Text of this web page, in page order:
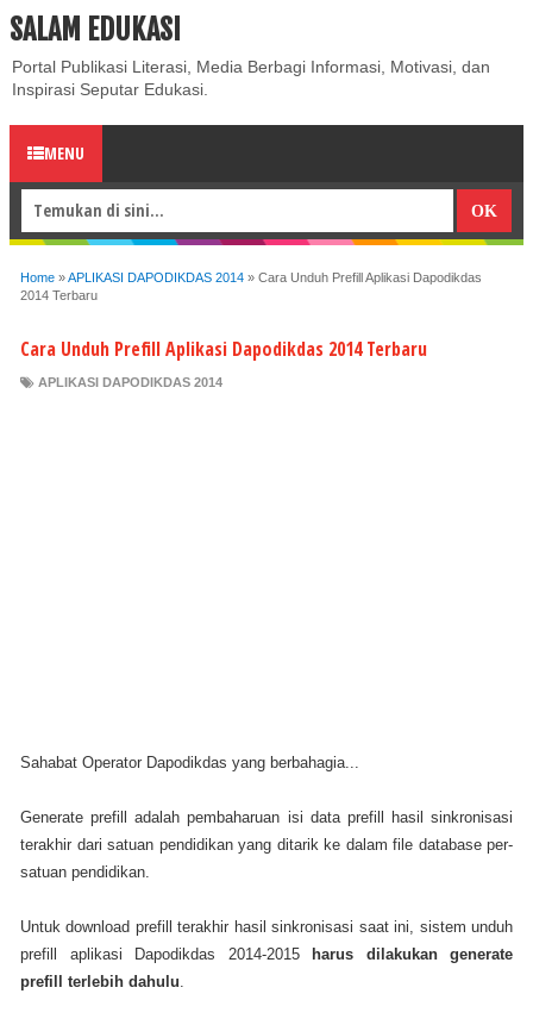
ABOUT CONTACT US
SALAM EDUKASI
Portal Publikasi Literasi, Media Berbagi Informasi, Motivasi, dan
Inspirasi Seputar Edukasi.
MENU
Home »APLIKASI DAPODIKDAS 2014 » Cara Unduh Prefill Aplikasi Dapodikdas
2014 Terbaru
Cara Unduh Prefill Aplikasi Dapodikdas 2014 Terbaru
APLIKASI DAPODIKDAS 2014
Sahabat Operator Dapodikdas yang berbahagia...
Generate prefill adalah pembaharuan isi data prefill hasil sinkronisasi
terakhir dari satuan pendidikan yang ditarik ke dalam file database per-
satuan pendidikan.
Untuk download prefill terakhir hasil sinkronisasi saat ini, sistem unduh
prefill aplikasi Dapodikdas 2014-2015 harus dilakukan generate
prefill terlebih dahulu